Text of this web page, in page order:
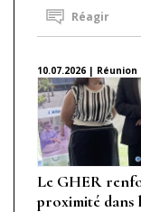
Réagir
10.07.2026 | Réunion
Le GHER
proximité dans